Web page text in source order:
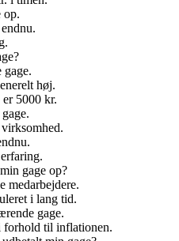
op.
gage.
høj.
5000 kr.
gage op?
medarbejdere.
i lang tid.
gage.
forhold til inflationen.